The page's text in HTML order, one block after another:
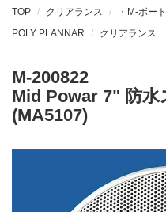
TOP クリアランス
・M-ボー
POLY PLANNAR
クリアランス
M-200822
Mid Powar 7" 防
(MA5107)